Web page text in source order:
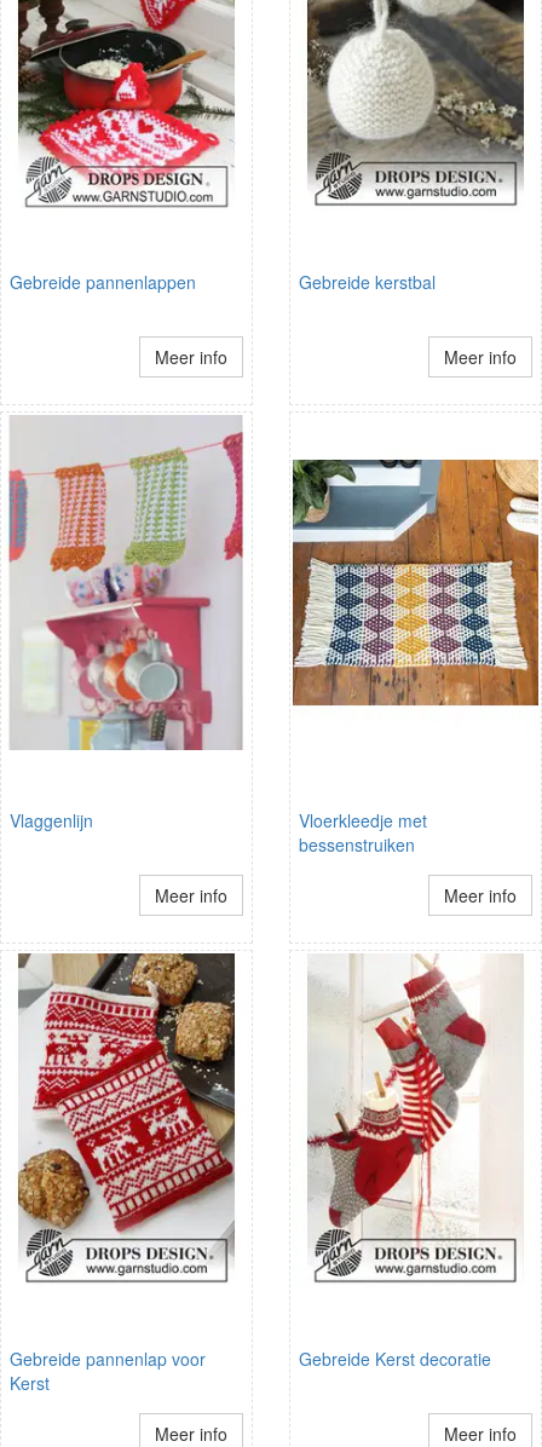
Gebreide pannenlappen
Meer info
Gebreide kerstbal
Meer info
Vlaggenlijn
Meer info
Vloerkleedje met
bessenstruiken
Meer info
Gebreide pannenlap voor
Kerst
Meer info
Gebreide Kerst decoratie
Meer info